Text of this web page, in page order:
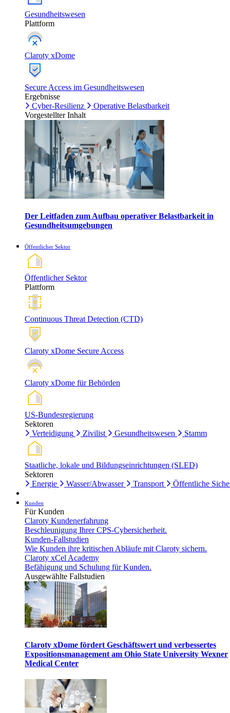
Gesundheitswesen
Plattform
Claroty xDome
Secure Access im Gesundheitswesen
Ergebnisse
Cyber-Resilienz
Operative Belastbarkeit
Vorgestellter Inhalt
Der Leitfaden zum Aufbau operativer Belastbarkeit in
Gesundheitsumgebungen
Öffentlicher Sektor
Öffentlicher Sektor
Plattform
Continuous Threat Detection (CTD)
Claroty xDome Secure Access
Claroty xDome für Behörden
US-Bundesregierung
Sektoren
Verteidigung
Zivilist Gesundheitswesen Stamm
Staatliche, lokale und Bildungseinrichtungen (SLED)
Sektoren
Energie
Wasser/Abwasser Transport Öffentliche
Kunden
Für Kunden
Claroty Kundenerfahrung
Beschleunigung Ihrer CPS-Cybersicherheit.
Kunden-Fallstudien
Wie Kunden ihre kritischen Abläufe mit Claroty sichern.
Claroty xCel Academy
Befähigung und Schulung für Kunden.
Ausgewählte Fallstudien
Claroty xDome fördert Geschäftswert und verbessertes
Expositionsmanagement am Ohio State University Wexner
Medical Center